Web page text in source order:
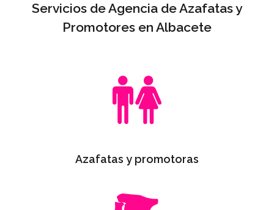
Servicios de Agencia de Azafatas y
Promotores en Albacete
Azafatas y promotoras